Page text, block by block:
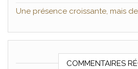
Une présence croissante, mais
COMMENTAIRES